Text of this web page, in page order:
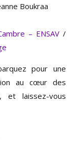
Boukraa
– ENSAV/
pour une
au cœur des
et laissez-vous